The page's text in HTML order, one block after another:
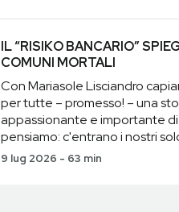
IL “RISIKO BANCARIO”
COMUNI MORTALI
Con Mariasole Lisciandro
per tutte – promesso! – una
appassionante e importante
pensiamo: c'entrano i nostri
9 lug 2026 - 63 min